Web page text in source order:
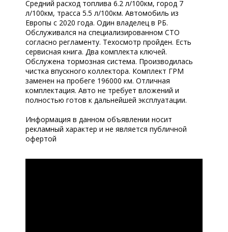
Средний расход топлива 6.2 л/100км, город 7
л/100км, трасса 5.5 л/100км. Автомобиль из
Европы с 2020 года. Один владелец в РБ.
Обслуживался на специализированном СТО
согласно регламенту. Техосмотр пройден. Есть
сервисная книга. Два комплекта ключей.
Обслужена тормозная система. Производилась
чистка впускного коллектора. Комплект ГРМ
заменен на пробеге 196000 км. Отличная
комплектация. Авто не требует вложений и
полностью готов к дальнейшей эксплуатации.
Информация в данном объявлении носит
рекламный характер и не является публичной
офертой